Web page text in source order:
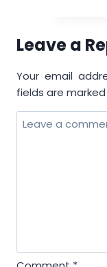
Leave a
Your email
fields are marked